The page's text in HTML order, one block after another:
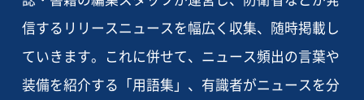
信するリリースニュースを幅広く収集、随時掲載し
ていきます。これに併せて、ニュース頻出の言葉や
装備を紹介する「用語集」、有識者がニュースを分